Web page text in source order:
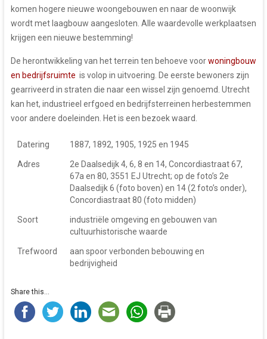
komen hogere nieuwe woongebouwen en naar de woonwijk
wordt met laagbouw aangesloten. Alle waardevolle werkplaatsen
krijgen een nieuwe bestemming!
De herontwikkeling van het terrein ten behoeve voorwoningbouw
en bedrijfsruimte is volop in uitvoering. De eerste bewoners zijn
gearriveerd in straten die naar een wissel zijn genoemd. Utrecht
kan het, industrieel erfgoed en bedrijfsterreinen herbestemmen
voor andere doeleinden. Het is een bezoek waard.
Datering 1887, 1892, 1905, 1925 en 1945
Adres
2e Daalsedijk 4, 6, 8 en 14, Concordiastraat 67,
67a en 80, 3551 EJ Utrecht; op de foto’s 2e
Daalsedijk 6 (foto boven) en 14 (2 foto’s onder),
Concordiastraat 80 (foto midden)
Soort
industriële omgeving en gebouwen van
cultuurhistorische waarde
Trefwoord
aan spoor verbonden bebouwing en
bedrijvigheid
Share this...